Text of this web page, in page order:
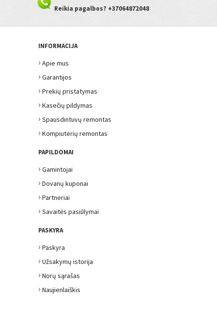
Reikia pagalbos? +37064872048
INFORMACIJA
› Apie mus
› Garantijos
› Prekių pristatymas
› Kasečių pildymas
› Spausdintuvų remontas
› Kompiuterių remontas
PAPILDOMAI
› Gamintojai
› Dovanų kuponai
› Partneriai
› Savaitės pasiūlymai
PASKYRA
› Paskyra
› Užsakymų istorija
› Norų sąrašas
› Naujienlaiškis